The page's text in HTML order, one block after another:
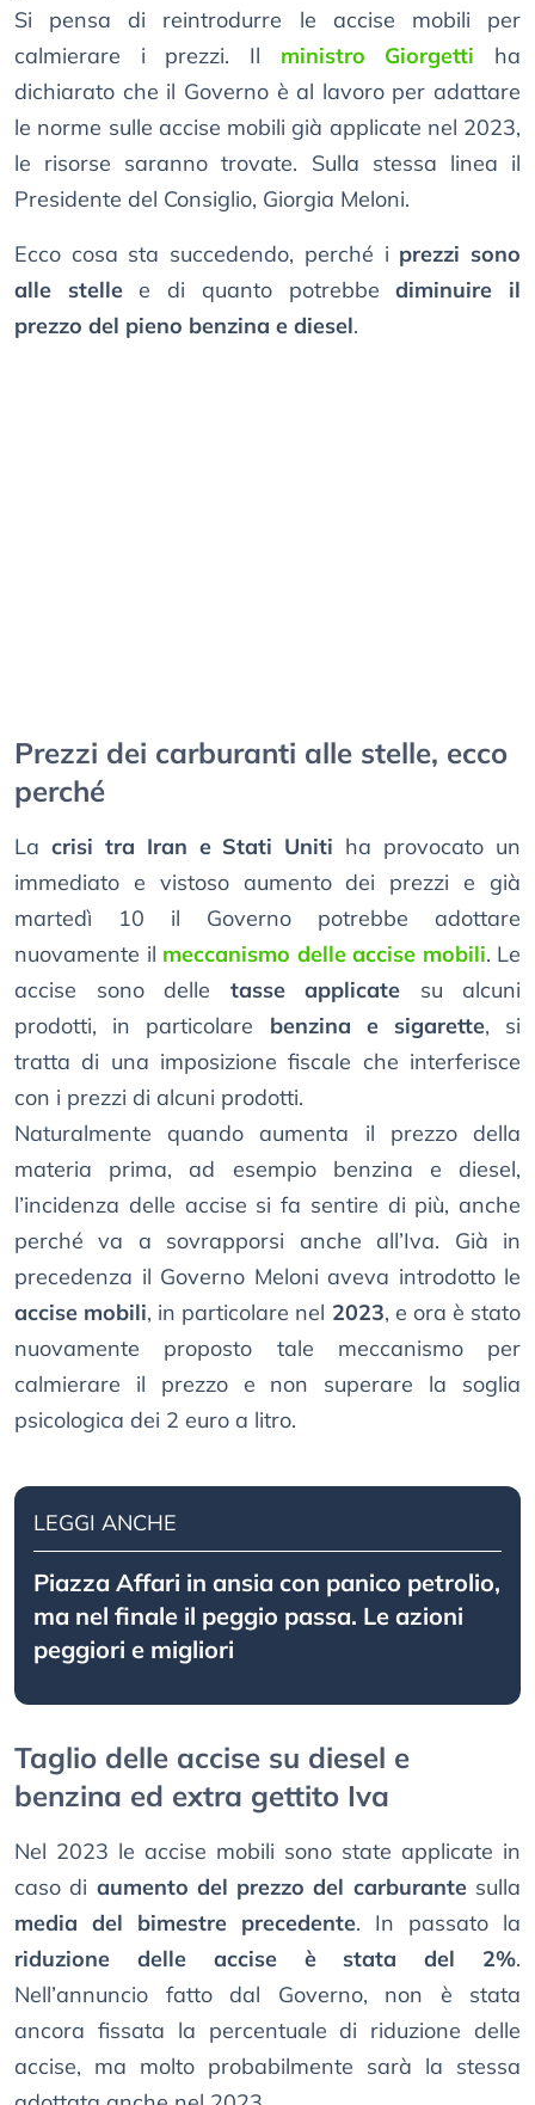
Si pensa di reintrodurre le accise mobili per
calmierare i prezzi. Il ministro Giorgetti ha
dichiarato che il Governo è al lavoro per adattare
le norme sulle accise mobili già applicate nel 2023,
le risorse saranno trovate. Sulla stessa linea il
Presidente del Consiglio, Giorgia Meloni.
Ecco cosa sta succedendo, perché i prezzi sono
alle stellee di quanto potrebbediminuire il
prezzo del pieno benzina e diesel.
Prezzi dei carburanti alle stelle, ecco
perché
La crisi tra Iran e Stati Uniti ha provocato un
immediato e vistoso aumento dei prezzi e già
martedì 10 il Governo potrebbe adottare
nuovamente il meccanismo delle accise mobili. Le
accise sono delle tasse applicate su alcuni
prodotti, in particolare benzina e sigarette, si
tratta di una imposizione fiscale che interferisce
con i prezzi di alcuni prodotti.
Naturalmente quando aumenta il prezzo della
materia prima, ad esempio benzina e diesel,
l’incidenza delle accise si fa sentire di più, anche
perché va a sovrapporsi anche all’Iva. Già in
precedenza il Governo Meloni aveva introdotto le
accise mobili, in particolare nel 2023, e ora è stato
nuovamente proposto tale meccanismo per
calmierare il prezzo e non superare la soglia
psicologica dei 2 euro a litro.
LEGGI ANCHE
Piazza Affari in ansia con panico petrolio,
ma nel finale il peggio passa. Le azioni
peggiori e migliori
Taglio delle accise su diesel e
benzina ed extra gettito Iva
Nel 2023 le accise mobili sono state applicate in
caso di aumento del prezzo del carburantesulla
media del bimestre precedente. In passato la
riduzione delle accise è stata del 2%.
Nell’annuncio fatto dal Governo, non è stata
ancora fissata la percentuale di riduzione delle
accise, ma molto probabilmente sarà la stessa